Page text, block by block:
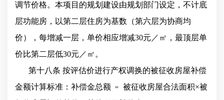
调节价格。本项目的规划建设由规划部门设定，不计底
层功能房，以第二层住房为基数（第六层为协商均
价），每增减一层，单价相应增减30元／㎡，最顶层单
价比第二层低30元／㎡。
第十八条 按评估价进行产权调换的被征收房屋补偿
金额计算标准：补偿金总额 ﹦ 被征收房屋合法面积×被